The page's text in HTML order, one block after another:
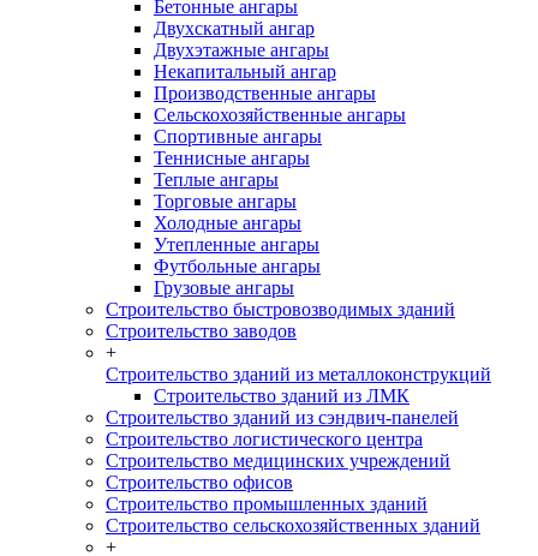
Бетонные ангары
Двухскатный ангар
Двухэтажные ангары
Некапитальный ангар
Производственные ангары
Сельскохозяйственные ангары
Спортивные ангары
Теннисные ангары
Теплые ангары
Торговые ангары
Холодные ангары
Утепленные ангары
Футбольные ангары
Грузовые ангары
Строительство быстровозводимых зданий
Строительство заводов
+
Строительство зданий из металлоконструкций
Строительство зданий из ЛМК
Строительство зданий из сэндвич-панелей
Строительство логистического центра
Строительство медицинских учреждений
Строительство офисов
Строительство промышленных зданий
Строительство сельскохозяйственных зданий
+